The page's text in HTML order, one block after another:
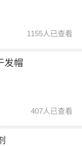
1155人已查看
发帽
407人已查看